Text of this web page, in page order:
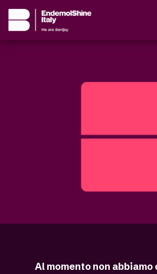
Al momento non